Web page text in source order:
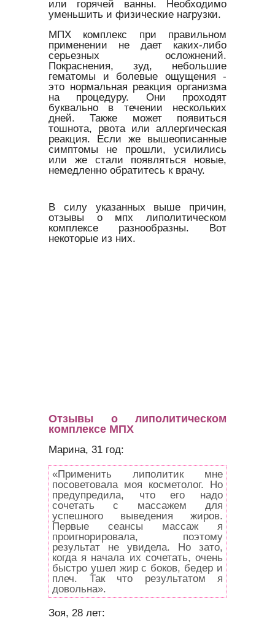
или горячей ванны. Необходимо
уменьшить и физические нагрузки.
МПХ комплекс при правильном
применении не дает каких-либо
серьезных осложнений.
Покраснения, зуд, небольшие
гематомы и болевые ощущения -
это нормальная реакция организма
на процедуру. Они проходят
буквально в течении нескольких
дней. Также может появиться
тошнота, рвота или аллергическая
реакция. Если же вышеописанные
симптомы не прошли, усилились
или же стали появляться новые,
немедленно обратитесь к врачу.
В силу указанных выше причин,
отзывы о мпх липолитическом
комплексе разнообразны. Вот
некоторые из них.
Отзывы о липолитическом
комплексе МПХ
Марина, 31 год:
«Применить липолитик мне
посоветовала моя косметолог. Но
предупредила, что его надо
сочетать с массажем для
успешного выведения жиров.
Первые сеансы массаж я
проигнорировала, поэтому
результат не увидела. Но зато,
когда я начала их сочетать, очень
быстро ушел жир с боков, бедер и
плеч. Так что результатом я
довольна».
Зоя, 28 лет: